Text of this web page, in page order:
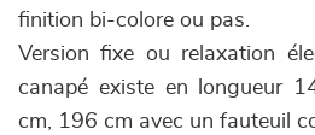
finition bi-colore ou pas.
Version fixe ou relaxation
canapé existe en longueur
cm, 196 cm avec un fauteuil